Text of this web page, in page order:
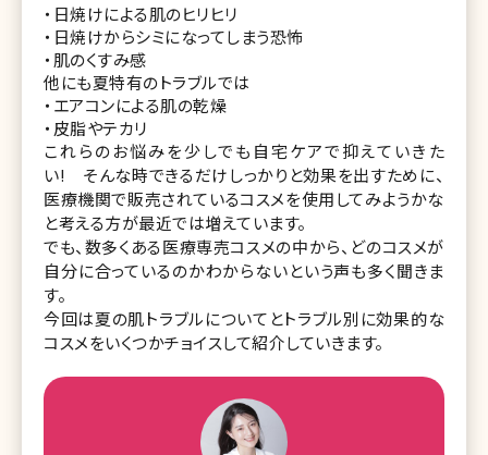
・日焼けによる肌のヒリヒリ
・日焼けからシミになってしまう恐怖
・肌のくすみ感
他にも夏特有のトラブルでは
・エアコンによる肌の乾燥
・皮脂やテカリ
これらのお悩みを少しでも自宅ケアで抑えていきた
い! そんな時できるだけしっかりと効果を出すために、
医療機関で販売されているコスメを使用してみようかな
と考える方が最近では増えています。
でも、数多くある医療専売コスメの中から、どのコスメが
自分に合っているのかわからないという声も多く聞きま
す。
今回は夏の肌トラブルについてとトラブル別に効果的な
コスメをいくつかチョイスして紹介していきます。